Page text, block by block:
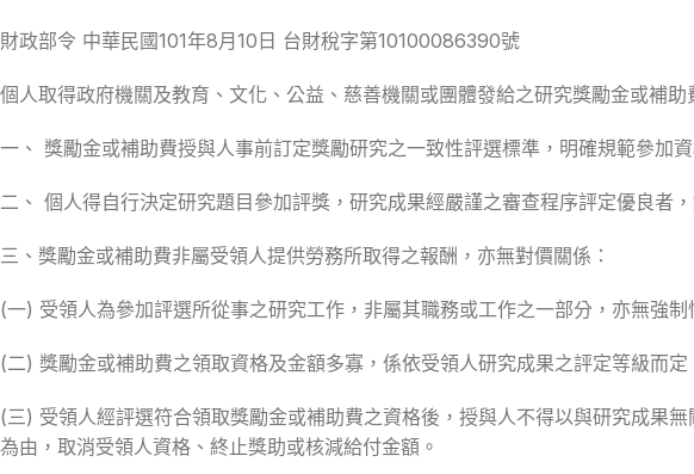
財政部令 中華民國101年8月10日 台財稅字第10100086390號
個人取得政府機關及教育、文化、公益、慈善機關或團體發給之研究獎勵金或補
一、 獎勵金或補助費授與人事前訂定獎勵研究之一致性評選標準，明確規範參加
二、 個人得自行決定研究題目參加評獎，研究成果經嚴謹之審查程序評定優良者
三、獎勵金或補助費非屬受領人提供勞務所取得之報酬，亦無對價關係：
(一) 受領人為參加評選所從事之研究工作，非屬其職務或工作之一部分，亦無強制
(二) 獎勵金或補助費之領取資格及金額多寡，係依受領人研究成果之評定等級而
(三) 受領人經評選符合領取獎勵金或補助費之資格後，授與人不得以與研究成果
為由，取消受領人資格、終止獎助或核減給付金額。